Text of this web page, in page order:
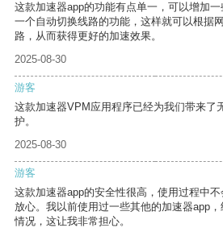
这款加速器app的功能有点单一，可以增加
一个自动切换线路的功能，这样就可以根据
路，从而获得更好的加速效果。
2025-08-30
游客
这款加速器VPM应用程序已经为我们带来了
护。
2025-08-30
游客
这款加速器app的安全性很高，使用过程中
放心。我以前使用过一些其他的加速器app
情况，这让我非常担心。